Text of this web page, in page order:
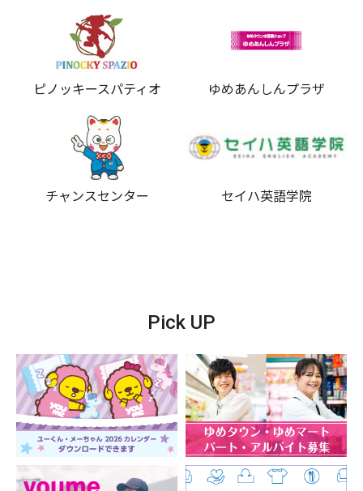
ピノッキースパティオ ゆめあんしんプラザ
チャンスセンター セイハ英語学院
Pick UP